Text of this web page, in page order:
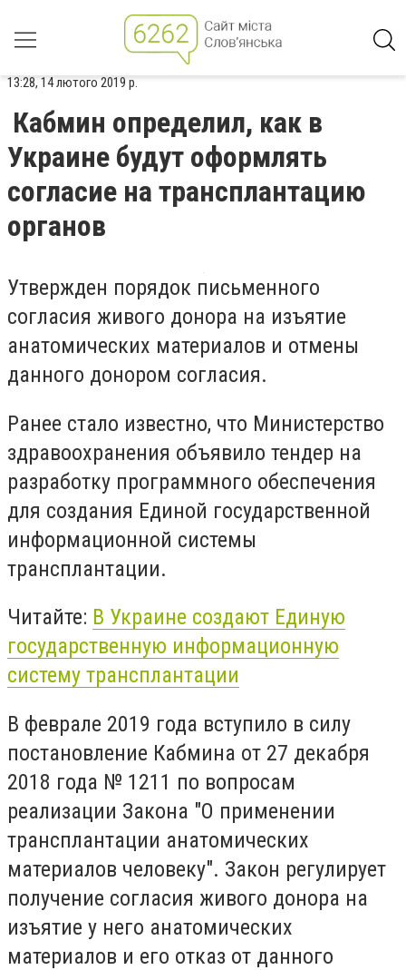
13:28, 14 лютого 2019 р.
Кабмин определил, как в
Украине будут оформлять
согласие на трансплантацию
органов
Утвержден порядок письменного
согласия живого донора на изъятие
анатомических материалов и отмены
данного донором согласия.
Ранее стало известно, что Министерство
здравоохранения объявило тендер на
разработку программного обеспечения
для создания Единой государственной
информационной системы
трансплантации.
Читайте: В Украине создают Единую
государственную информационную
систему трансплантации
В феврале 2019 года вступило в силу
постановление Кабмина от 27 декабря
2018 года № 1211 по вопросам
реализации Закона "О применении
трансплантации анатомических
материалов человеку". Закон регулирует
получение согласия живого донора на
изъятие у него анатомических
материалов и его отказ от данного